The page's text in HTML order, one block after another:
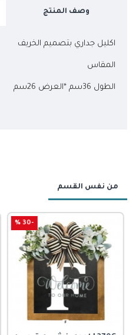
وصف المنتج
اكليل جداري بتصميم الخريف
المقاس
الطول 36سم *العرض 26سم
من نفس القسم